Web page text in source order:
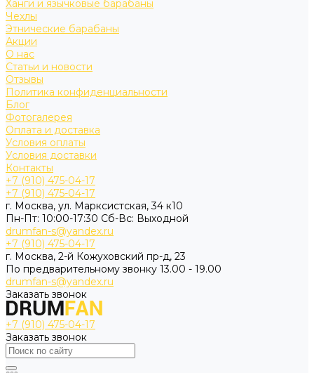
Ханги и язычковые барабаны
Чехлы
Этнические барабаны
Акции
О нас
Статьи и новости
Отзывы
Политика конфиденциальности
Блог
Фотогалерея
Оплата и доставка
Условия оплаты
Условия доставки
Контакты
+7 (910) 475-04-17
+7 (910) 475-04-17
г. Москва, ул. Марксистская, 34 к10
Пн-Пт: 10:00-17:30 Cб-Вс: Выходной
drumfan-s@yandex.ru
+7 (910) 475-04-17
г. Москва, 2-й Кожуховский пр-д, 23
По предварительному звонку 13.00 - 19.00
drumfan-s@yandex.ru
Заказать звонок
+7 (910) 475-04-17
Заказать звонок